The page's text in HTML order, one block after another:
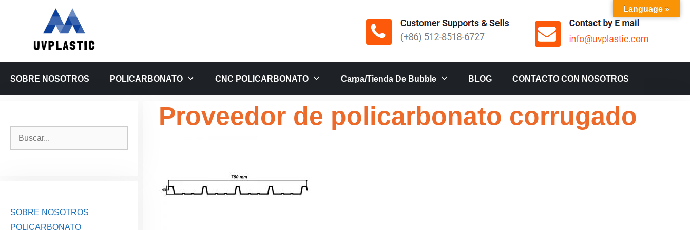
SOBRE NOSOTROS POLICARBONATO CNC POLICARBONATO Carpa/tienda De Bubble BLOG CONTACTO CON NOSOTROS
Proveedor de policarbonato corrugado
SOBRE NOSOTROS
POLICARBONATO
Language »